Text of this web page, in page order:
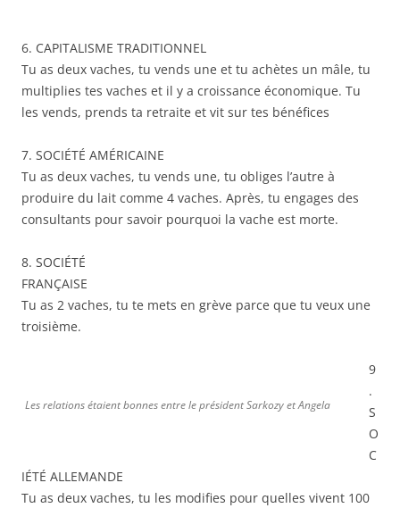
6. CAPITALISME TRADITIONNEL
Tu as deux vaches, tu vends une et tu achètes un mâle, tu
multiplies tes vaches et il y a croissance économique. Tu
les vends, prends ta retraite et vit sur tes bénéfices
7. SOCIÉTÉ AMÉRICAINE
Tu as deux vaches, tu vends une, tu obliges l’autre à
produire du lait comme 4 vaches. Après, tu engages des
consultants pour savoir pourquoi la vache est morte.
8. SOCIÉTÉ
FRANÇAISE
Tu as 2 vaches, tu te mets en grève parce que tu veux une
troisième.
Les relations étaient bonnes entre le président Sarkozy et Angela
9
.
S
O
C
IÉTÉ ALLEMANDE
Tu as deux vaches, tu les modifies pour quelles vivent 100